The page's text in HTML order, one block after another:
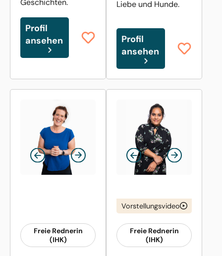
Profil
ansehen
Liebe und Hunde.
Profil
ansehen
Freie Rednerin
(IHK)
Vorstellungsvideo
Freie Rednerin
(IHK)